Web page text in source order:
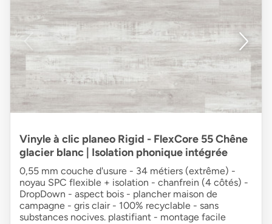
Vinyle à clic planeo Rigid - FlexCore 55 Chêne
glacier blanc | Isolation phonique intégrée
0,55 mm couche d'usure - 34 métiers (extrême) -
noyau SPC flexible + isolation - chanfrein (4 côtés) -
DropDown - aspect bois - plancher maison de
campagne - gris clair - 100% recyclable - sans
substances nocives. plastifiant - montage facile